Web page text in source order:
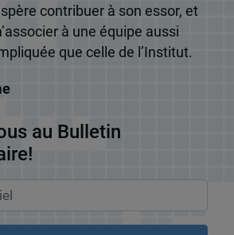
contribuer à son essor, et
à une équipe aussi
que celle de l’Institut.
au Bulletin